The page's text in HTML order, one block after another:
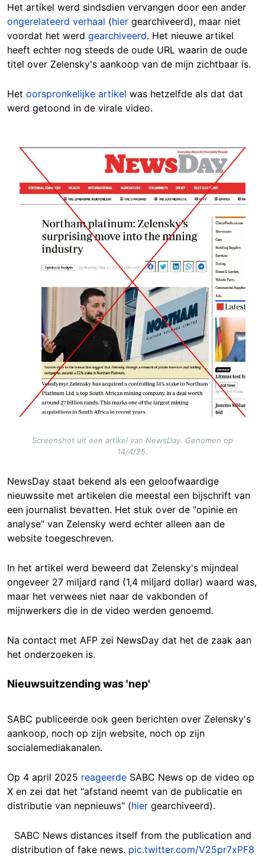
Het artikel werd sindsdien vervangen door een ander
ongerelateerd verhaal (hier gearchiveerd), maar niet
voordat het werd gearchiveerd. Het nieuwe artikel
heeft echter nog steeds de oude URL waarin de oude
titel over Zelensky's aankoop van de mijn zichtbaar is.
Het oorspronkelijke artikel was hetzelfde als dat dat
werd getoond in de virale video.
Image
Screenshot uit een artikel van NewsDay. Genomen op
14/4/25.
NewsDay staat bekend als een geloofwaardige
nieuwssite met artikelen die meestal een bijschrift van
een journalist bevatten. Het stuk over de "opinie en
analyse" van Zelensky werd echter alleen aan de
website toegeschreven.
In het artikel werd beweerd dat Zelensky's mijndeal
ongeveer 27 miljard rand (1,4 miljard dollar) waard was,
maar het verwees niet naar de vakbonden of
mijnwerkers die in de video werden genoemd.
Na contact met AFP zei NewsDay dat het de zaak aan
het onderzoeken is.
Nieuwsuitzending was 'nep'
SABC publiceerde ook geen berichten over Zelensky's
aankoop, noch op zijn website, noch op zijn
socialemediakanalen.
Op 4 april 2025 reageerde SABC News op de video op
X en zei dat het "afstand neemt van de publicatie en
distributie van nepnieuws" (hier gearchiveerd).
SABC News distances itself from the publication and
distribution of fake news. pic.twitter.com/V25pr7xPF8